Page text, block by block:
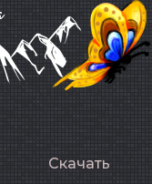
Скачать